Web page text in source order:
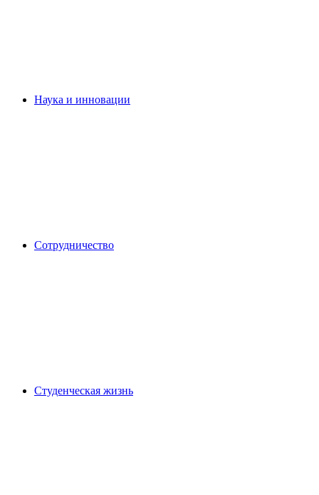
Наука и инновации
Сотрудничество
Студенческая жизнь